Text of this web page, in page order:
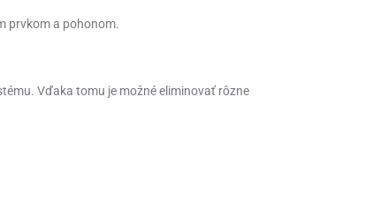
prvkom a pohonom.
Vďaka tomu je možné eliminovať rôzne